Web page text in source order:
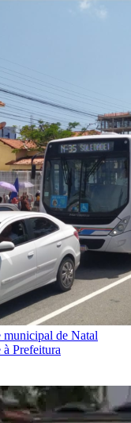
de Natal
à Prefeitura